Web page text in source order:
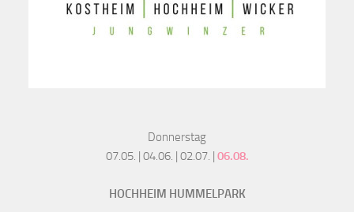
Donnerstag
07.05. | 04.06. | 02.07. | 06.08.
HOCHHEIM HUMMELPARK